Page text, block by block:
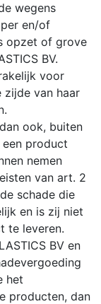
wegens
en/of
opzet of grove
BV.
voor
zijde van haar
ook, buiten
een product
nemen
van art. 2
schade die
en is zij niet
te leveren.
BV en
het
producten, dan